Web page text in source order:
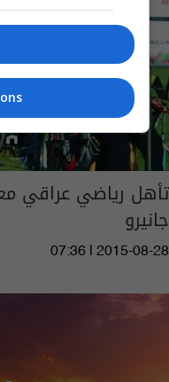
تأهل رياضي عراقي
جانيرو
07:36 | 2015-08-28